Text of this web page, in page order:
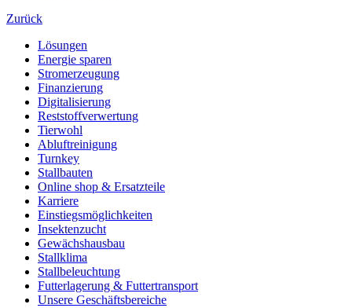
Zurück
Lösungen
Energie sparen
Stromerzeugung
Finanzierung
Digitalisierung
Reststoffverwertung
Tierwohl
Abluftreinigung
Turnkey
Stallbauten
Online shop & Ersatzteile
Karriere
Einstiegsmöglichkeiten
Insektenzucht
Gewächshausbau
Stallklima
Stallbeleuchtung
Futterlagerung & Futtertransport
Unsere Geschäftsbereiche